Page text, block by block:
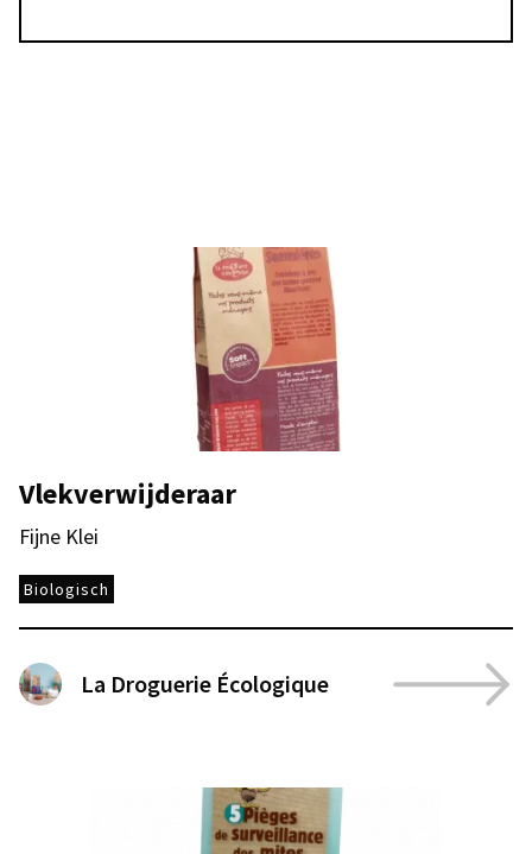
Vlekverwijderaar
Fijne Klei
Biologisch
La Droguerie Écologique